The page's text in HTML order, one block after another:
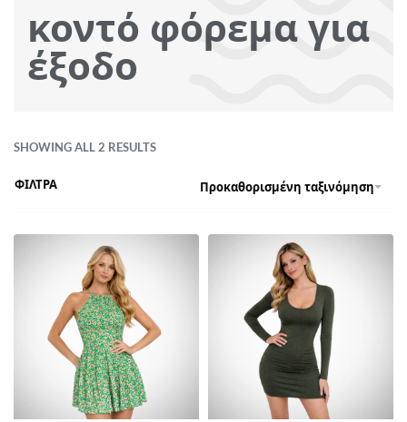
κοντό φόρεμα για
έξοδο
SHOWING ALL 2 RESULTS
Προκαθορισμένη ταξινόμηση
ΦΙΛΤΡΑ